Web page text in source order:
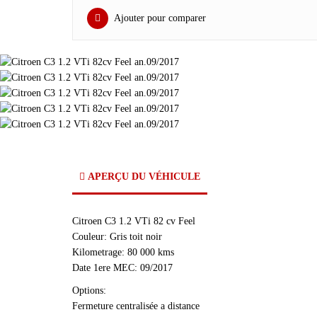
Ajouter pour comparer
APERÇU DU VÉHICULE
Citroen C3 1.2 VTi 82 cv Feel
Couleur: Gris toit noir
Kilometrage: 80 000 kms
Date 1ere MEC: 09/2017
Options:
Fermeture centralisée a distance